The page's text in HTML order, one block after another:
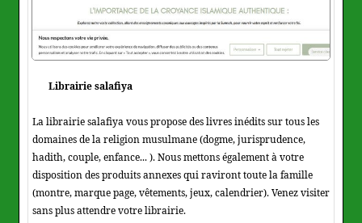
Librairie salafiya
La librairie salafiya vous propose des livres inédits sur tous les
domaines de la religion musulmane (dogme, jurisprudence,
hadith, couple, enfance... ). Nous mettons également à votre
disposition des produits annexes qui raviront toute la famille
(montre, marque page, vêtements, jeux, calendrier). Venez visiter
sans plus attendre votre librairie.